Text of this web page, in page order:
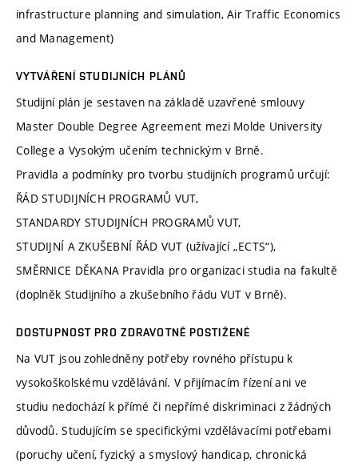
infrastructure planning and simulation, Air Traffic Economics
and Management)
VYTVÁŘENÍ STUDIJNÍCH PLÁNŮ
Studijní plán je sestaven na základě uzavřené smlouvy
Master Double Degree Agreement mezi Molde University
College a Vysokým učením technickým v Brně.
Pravidla a podmínky pro tvorbu studijních programů určují:
ŘÁD STUDIJNÍCH PROGRAMŮ VUT,
STANDARDY STUDIJNÍCH PROGRAMŮ VUT,
STUDIJNÍ A ZKUŠEBNÍ ŘÁD VUT (užívající „ECTS“),
SMĚRNICE DĚKANA Pravidla pro organizaci studia na fakultě
(doplněk Studijního a zkušebního řádu VUT v Brně).
DOSTUPNOST PRO ZDRAVOTNĚ POSTIŽENÉ
Na VUT jsou zohledněny potřeby rovného přístupu k
vysokoškolskému vzdělávání. V přijímacím řízení ani ve
studiu nedochází k přímé či nepřímé diskriminaci z žádných
důvodů. Studujícím se specifickými vzdělávacími potřebami
(poruchy učení, fyzický a smyslový handicap, chronická